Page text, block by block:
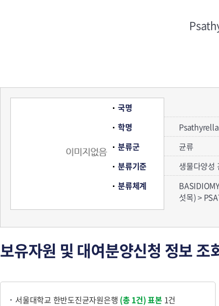
국명
학명
분류군
균류
분류기준
생물다양성
분류체계
섯목) >
보유자원 및 대여분양신청 정보 조
서울대학교 한반도진균자원은행 (총 1건)표본 1건